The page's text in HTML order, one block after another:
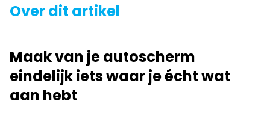
Over dit artikel
Maak van je autoscherm
eindelijk iets waar je écht wat
aan hebt